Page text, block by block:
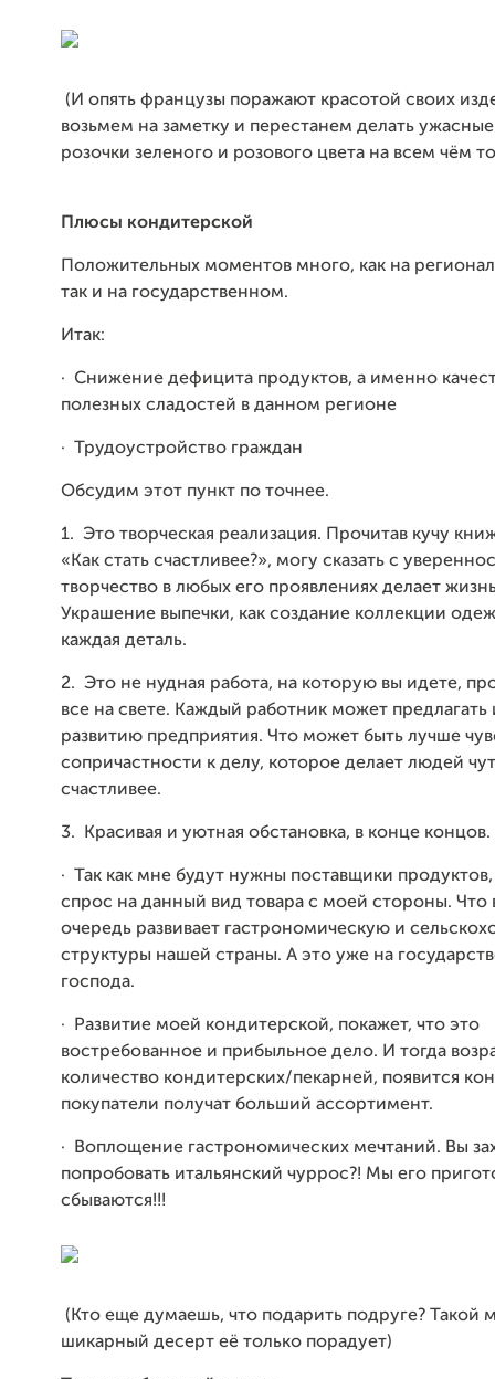
(И опять французы поражают красотой своих
возьмем на заметку и перестанем делать
розочки зеленого и розового цвета на всем чём
Плюсы кондитерской
Положительных моментов много, как на
так и на государственном.
Итак:
· Снижение дефицита продуктов, а именно
полезных сладостей в данном регионе
· Трудоустройство граждан
Обсудим этот пункт по точнее.
1. Это творческая реализация. Прочитав кучу
«Как стать счастливее?», могу сказать с
творчество в любых его проявлениях делает
Украшение выпечки, как создание коллекции
каждая деталь.
2. Это не нудная работа, на которую вы идете,
все на свете. Каждый работник может предлагать
развитию предприятия. Что может быть лучше
сопричастности к делу, которое делает людей
счастливее.
3. Красивая и уютная обстановка, в конце концов.
·
Так как мне будут нужны поставщики
спрос на данный вид товара с моей стороны. Что
очередь развивает гастрономическую и
структуры нашей страны. А это уже на
господа.
·
Развитие моей кондитерской, покажет, что это
востребованное и прибыльное дело. И тогда
количество кондитерских/пекарней, появится
покупатели получат больший ассортимент.
· Воплощение гастрономических мечтаний. Вы
попробовать итальянский чуррос?! Мы его
сбываются!!!
(Кто еще думаешь, что подарить подруге? Такой
шикарный десерт её только порадует)